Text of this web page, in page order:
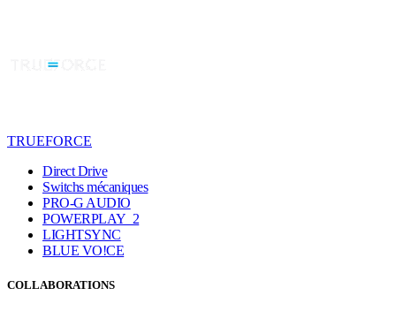
TRUEFORCE
Direct Drive
Switchs mécaniques
PRO-G AUDIO
POWERPLAY 2
LIGHTSYNC
BLUE VO!CE
COLLABORATIONS